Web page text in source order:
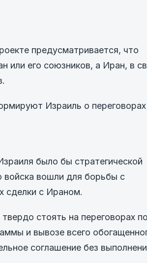
предусматривается, что
или его союзников, а Иран, в
Израиль о
было бы стратегической
войска вошли для борьбы с
сделки с Ираном.
стоять на переговорах по
и вывозе всего
соглашение без